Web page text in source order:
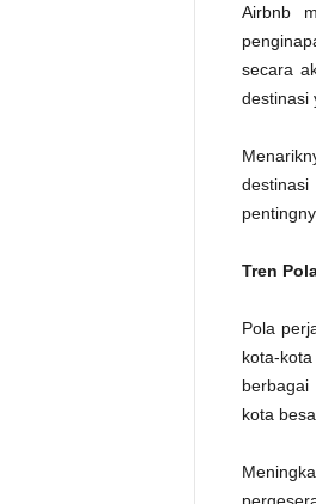
Airbnb
secara
destinasi
Tren
Pola
kota-
kota